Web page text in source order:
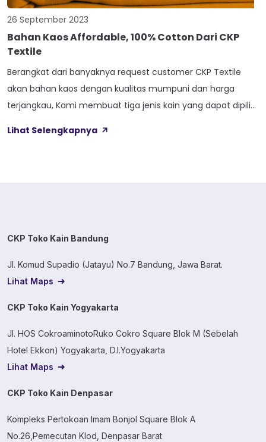
26 September 2023
Bahan Kaos Affordable, 100% Cotton Dari CKP
Textile
Berangkat dari banyaknya request customer CKP Textile
akan bahan kaos dengan kualitas mumpuni dan harga
terjangkau, Kami membuat tiga jenis kain yang dapat dipilih
kain yang bahan dasarnya 100% cotton. Softcel juga sering
Lihat Selengkapnya
CKP Toko Kain Bandung
Jl. Komud Supadio (Jatayu) No.7 Bandung, Jawa Barat.
Lihat Maps
CKP Toko Kain Yogyakarta
Jl. HOS CokroaminotoRuko Cokro Square Blok M (Sebelah
Hotel Ekkon) Yogyakarta, D.I.Yogyakarta
Lihat Maps
CKP Toko Kain Denpasar
Kompleks Pertokoan Imam Bonjol Square Blok A
No.26,Pemecutan Klod, Denpasar Barat